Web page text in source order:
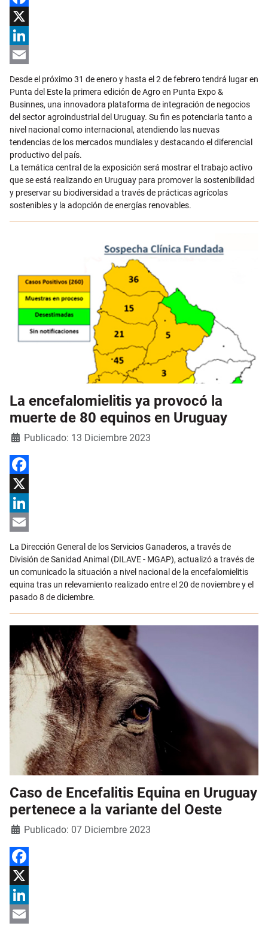
Facebook
X
LinkedIn
Email
Desde el próximo 31 de enero y hasta el 2 de febrero tendrá lugar en
Punta del Este la primera edición de Agro en Punta Expo &
Businnes, una innovadora plataforma de integración de negocios
del sector agroindustrial del Uruguay. Su fin es potenciarla tanto a
nivel nacional como internacional, atendiendo las nuevas
tendencias de los mercados mundiales y destacando el diferencial
productivo del país.
La temática central de la exposición será mostrar el trabajo activo
que se está realizando en Uruguay para promover la sostenibilidad
y preservar su biodiversidad a través de prácticas agrícolas
sostenibles y la adopción de energías renovables.
La encefalomielitis ya provocó la
muerte de 80 equinos en Uruguay
Detalles
Publicado: 13 Diciembre 2023
Facebook
X
LinkedIn
Email
La Dirección General de los Servicios Ganaderos, a través de
División de Sanidad Animal (DILAVE - MGAP), actualizó a través de
un comunicado la situación a nivel nacional de la encefalomielitis
equina tras un relevamiento realizado entre el 20 de noviembre y el
pasado 8 de diciembre.
Caso de Encefalitis Equina en Uruguay
pertenece a la variante del Oeste
Detalles
Publicado: 07 Diciembre 2023
Facebook
X
LinkedIn